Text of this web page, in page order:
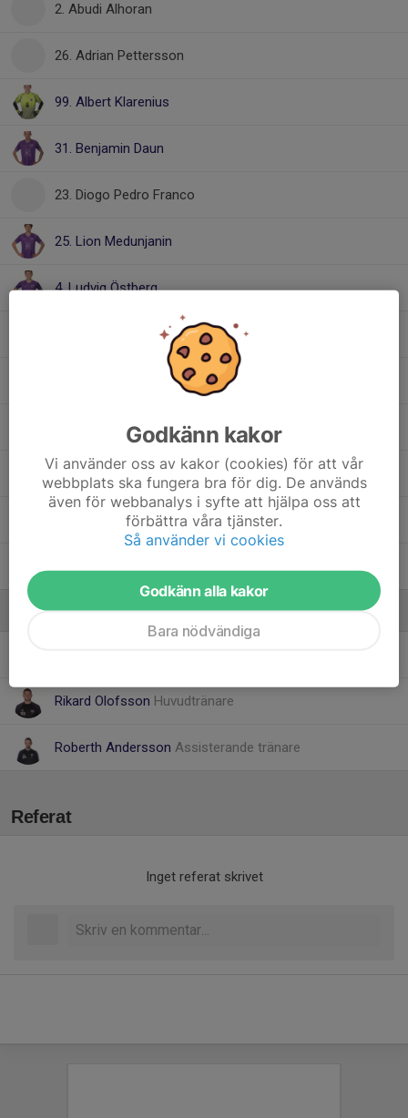
2. Abudi Alhoran
26. Adrian Pettersson
99. Albert Klarenius
31. Benjamin Daun
23. Diogo Pedro Franco
25. Lion Medunjanin
4. Ludvig Östberg
24. Oliver Damgaard Kivambe
11. Oscar Gustafsson
6. Viktor Lisovski
14. Vilgot Sultan
Ledare
Rikard Olofsson Huvudtränare
Roberth Andersson Assisterande tränare
Referat
Inget referat skrivet
Godkänn kakor
Vi använder oss av kakor (cookies) för att vår
webbplats ska fungera bra för dig. De används
även för webbanalys i syfte att hjälpa oss att
förbättra våra tjänster.
Så använder vi cookies
Godkänn alla kakor
Bara nödvändiga